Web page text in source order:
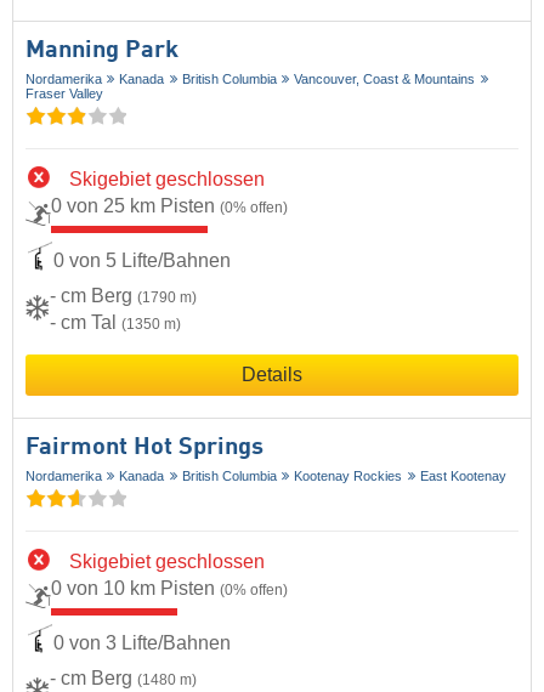
Manning Park
Nordamerika Kanada British Columbia
Vancouver, Coast & Mountains
Fraser Valley
Skigebiet geschlossen
0 von 25 km Pisten (0% offen)
0 von 5 Lifte/Bahnen
- cm Berg (1790 m)
- cm Tal (1350 m)
Details
Fairmont Hot Springs
Nordamerika Kanada British Columbia Kootenay Rockies East Kootenay
Skigebiet geschlossen
0 von 10 km Pisten (0% offen)
0 von 3 Lifte/Bahnen
- cm Berg (1480 m)